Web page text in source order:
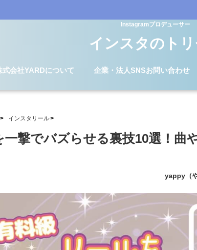
Instagramプロデューサー
インスタのト
式会社YARDについて 企業・法人SNSお問い合わせ
インスタリール
一撃でバズらせる裏技10選！曲
yappy（